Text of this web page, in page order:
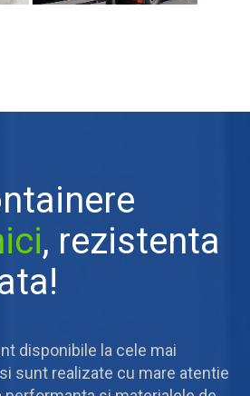
, rezistenta
disponibile la cele mai
sunt realizate cu mare atentie